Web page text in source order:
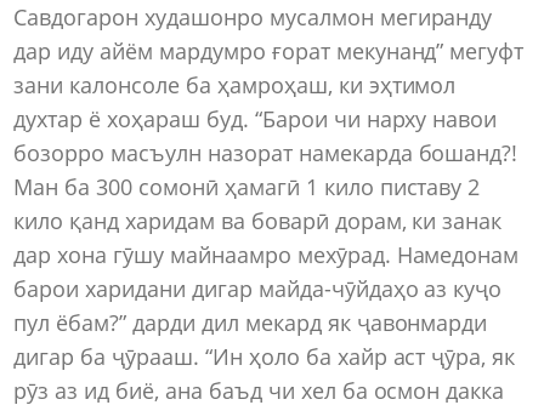
Савдогарон худашонро мусалмон мегиранду
дар иду айём мардумро ғорат мекунанд” мегуфт
зани калонсоле ба ҳамроҳаш, ки эҳтимол
духтар ё хоҳараш буд. “Барои чи нарху навои
бозорро масъулн назорат намекарда бошанд?!
Ман ба 300 сомонӣ ҳамагӣ 1 кило пиставу 2
кило қанд харидам ва боварӣ дорам, ки занак
дар хона гӯшу майнаамро мехӯрад. Намедонам
барои харидани дигар майда-чӯйдаҳо аз куҷо
пул ёбам?” дарди дил мекард як ҷавонмарди
дигар ба ҷӯрааш. “Ин ҳоло ба хайр аст ҷӯра, як
рӯз аз ид биё, ана баъд чи хел ба осмон дакка